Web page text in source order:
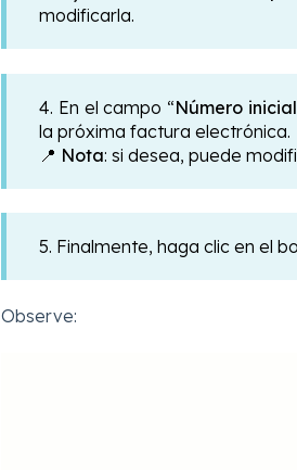
modificarla.
4. En el campo “Número inicial
la próxima factura electrónica.
📍 Nota: si desea, puede
5. Finalmente, haga clic en el
Observe: